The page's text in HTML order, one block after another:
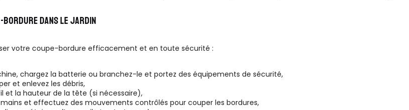
DANS LE JARDIN
votre coupe-bordure efficacement et en toute sécurité :
chargez la batterie ou branchez-le et portez des équipements de sécurité,
et enlevez les débris,
et la hauteur de la tête (si nécessaire),
mains et effectuez des mouvements contrôlés pour couper les bordures,